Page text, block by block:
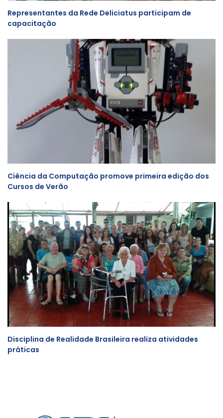
Representantes da Rede Deliciatus participam de
capacitação
Ciência da Computação promove primeira edição dos
Cursos de Verão
Disciplina de Realidade Brasileira realiza atividades
práticas